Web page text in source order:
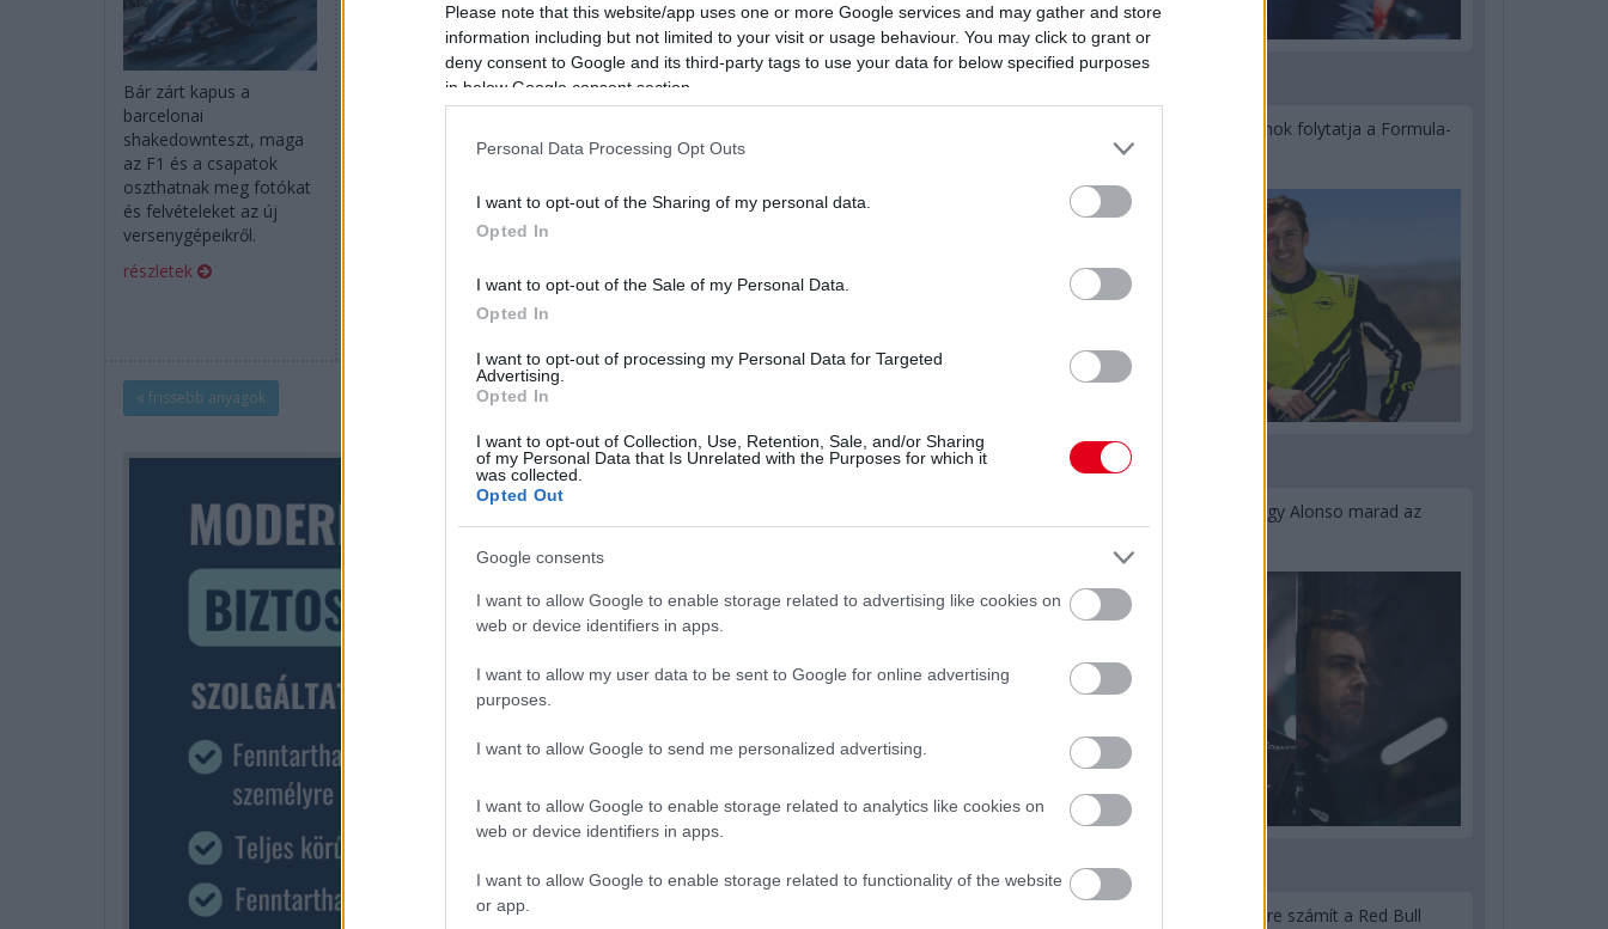
Please note that this website/app uses one or more Google services and may gather and store
information including but not limited to your visit or usage behaviour. You may click to grant or
deny consent to Google and its third-party tags to use your data for below specified purposes
in below Google consent section.
Personal Data Processing Opt Outs
I want to opt-out of the Sharing of my personal data.
Opted In
I want to opt-out of the Sale of my Personal Data.
Opted In
I want to opt-out of processing my Personal Data for Targeted
Advertising.
Opted In
I want to opt-out of Collection, Use, Retention, Sale, and/or Sharing
of my Personal Data that Is Unrelated with the Purposes for which it
was collected.
Opted Out
Google consents
I want to allow Google to enable storage related to advertising like cookies on
web or device identifiers in apps.
I want to allow my user data to be sent to Google for online advertising
purposes.
I want to allow Google to send me personalized advertising.
I want to allow Google to enable storage related to analytics like cookies on
web or device identifiers in apps.
I want to allow Google to enable storage related to functionality of the website
or app.
Bár zárt kapus a
barcelonai
shakedownteszt, maga
az F1 és a csapatok
oszthatnak meg fotókat
és felvételeket az új
versenygépeikről.
részletek
A barcelonai shakedown
az első renderelt képeket
fényezéssel, amelyet
ezen a héten fognak
Korábban csak a festést
viszont a barcelonai
shakedownteszt kezdete
RB22-esről is lerántották
Capital 24 százalékos
részletek
frissebb anyagok
Újabb korábbi F2-es bajnok folytatja a Formula-
E-ben
2 napja
Newey biztos benne, hogy Alonso marad az
3 napja
Lassuló fejlesztési ütemre számít a Red Bull